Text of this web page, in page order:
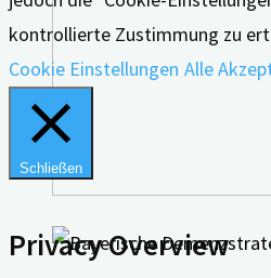
kontrollierte Zustimmung zu
Cookie Einstellungen Alle
Schließen
Privacy Overview